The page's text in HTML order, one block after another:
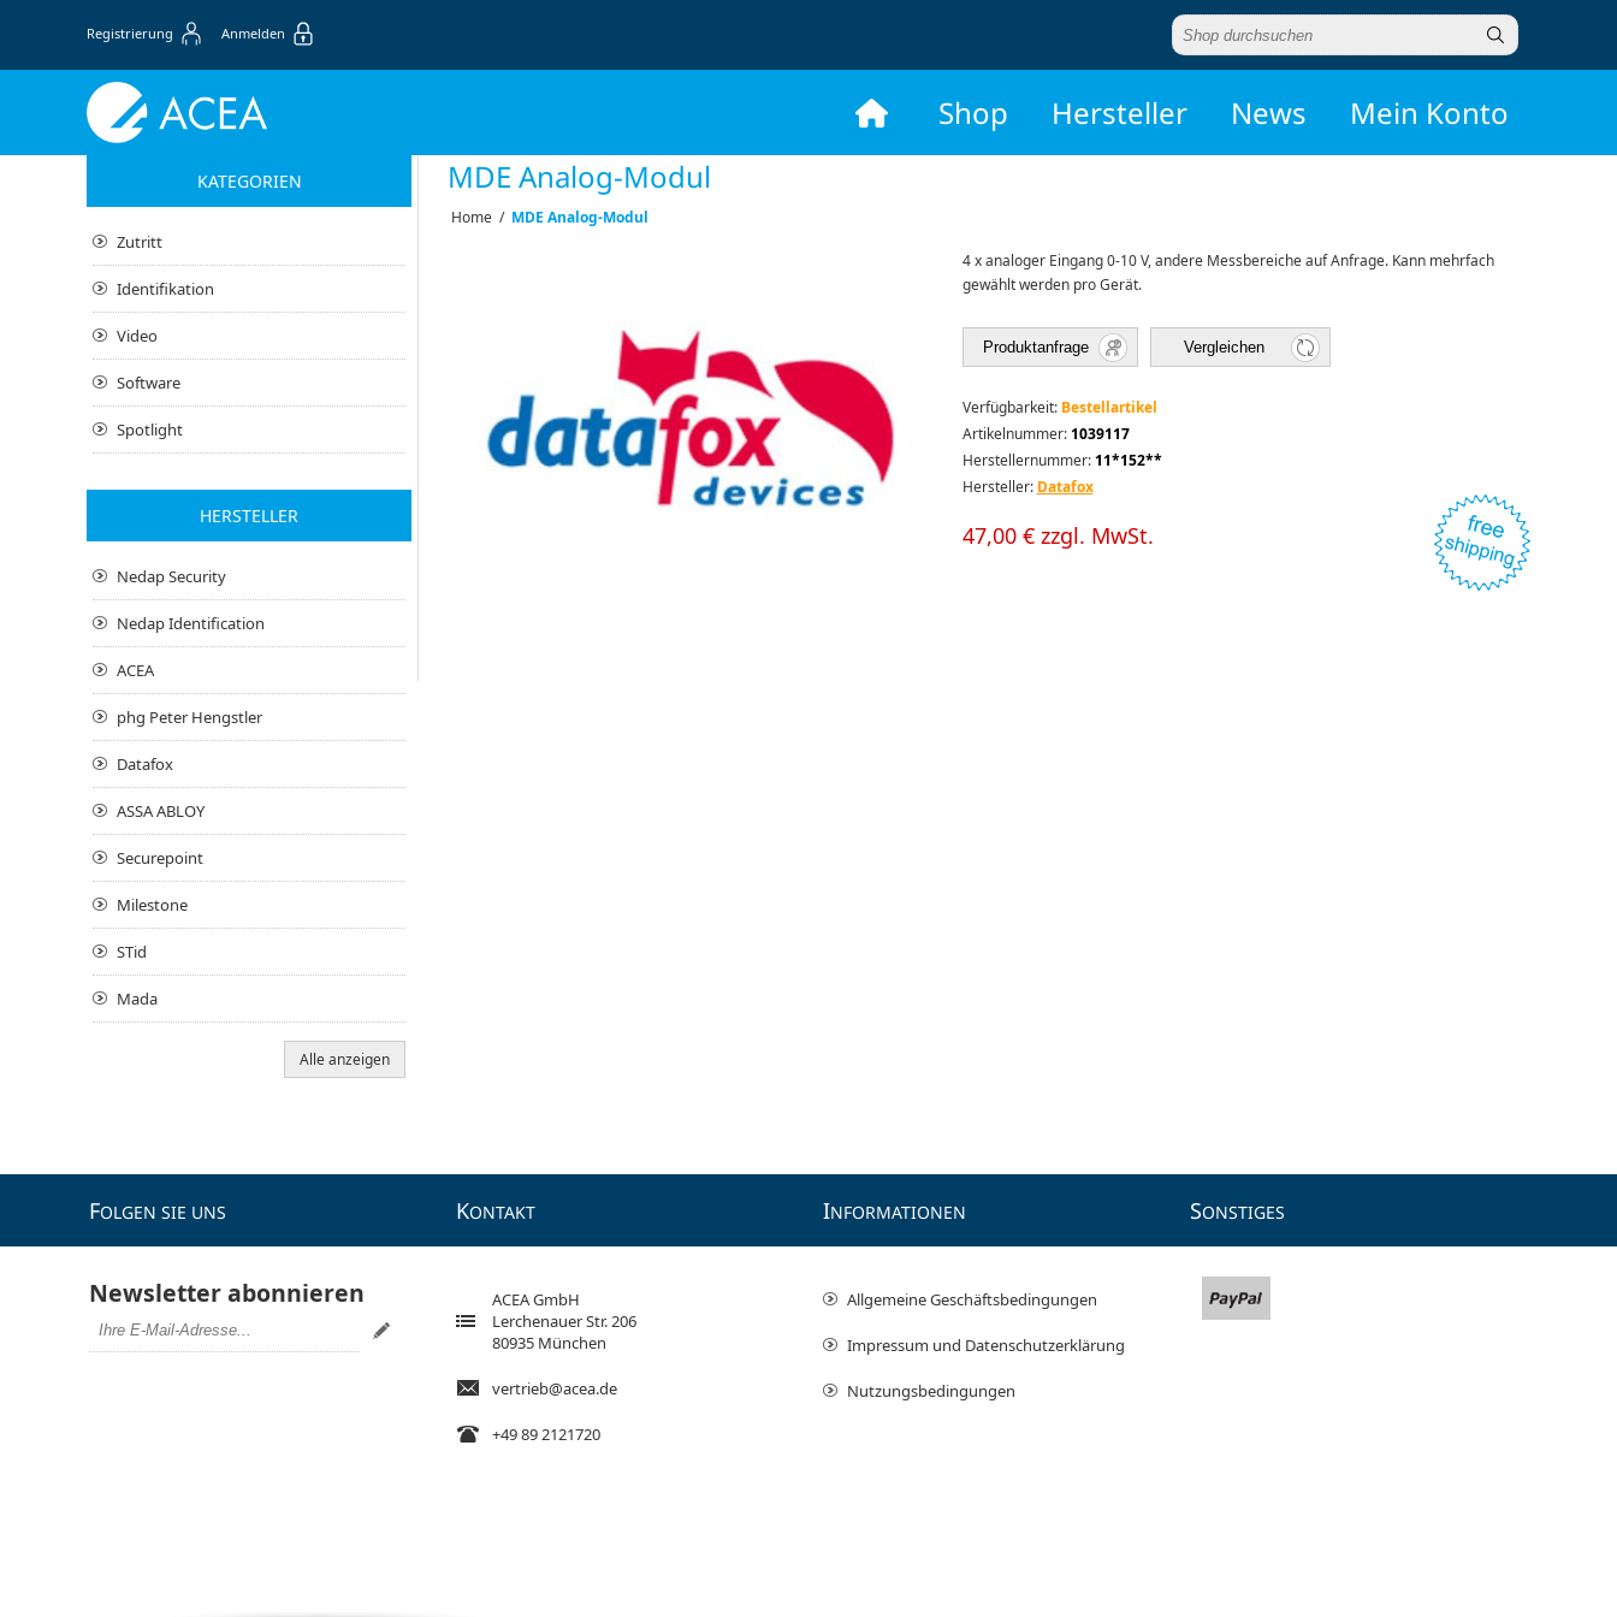
Registrierung Anmelden
Shop Hersteller News
Mein Konto
MDE Analog-Modul
Home / MDE Analog-Modul
4 x analoger Eingang 0-10 V, andere Messbereiche auf Anfrage. Kann mehrfach
gewählt werden pro Gerät.
Produktanfrage Vergleichen
Verfügbarkeit: Bestellartikel
Artikelnummer: 1039117
Herstellernummer: 11*152**
Hersteller: Datafox
47,00 € zzgl. MwSt.
KATEGORIEN
Zutritt
Identifikation
Video
Software
Spotlight
HERSTELLER
Nedap Security
Nedap Identification
ACEA
phg Peter Hengstler
Datafox
ASSA ABLOY
Securepoint
Milestone
STid
Mada
Alle anzeigen
FOLGEN SIE UNS
Newsletter abonnieren
KONTAKT
ACEA GmbH
Lerchenauer Str. 206
80935 München
vertrieb@acea.de
+49 89 2121720
INFORMATIONEN
Allgemeine Geschäftsbedingungen
Impressum und Datenschutzerklärung
Nutzungsbedingungen
SONSTIGES